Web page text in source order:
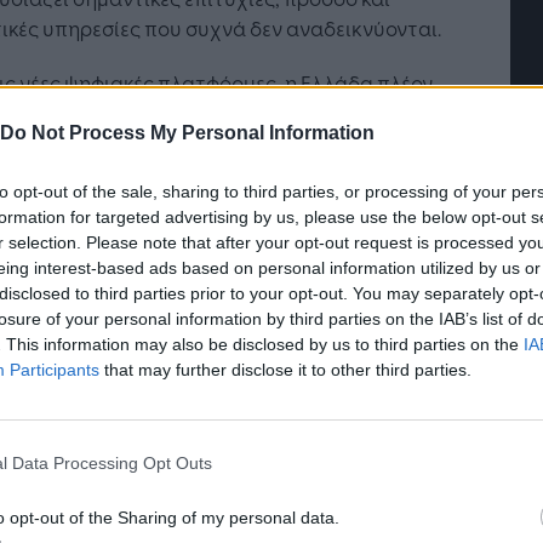
Do Not Process My Personal Information
opt-out of the sale, sharing to third parties, or processing of your
for targeted advertising by us, please use the below opt-out
selection. Please note that after your opt-out request is processed
interest-based ads based on personal information utilized by us
to third parties prior to your opt-out. You may separately
of your personal information by third parties on the IAB’s list of
This information may also be disclosed by us to third parties on the
Participants that may further disclose it to other third parties.
Data Processing Opt Outs
opt-out of the Sharing of my personal data.
υπηρεσίες που συχνά δεν αναδεικνύονται.
νέες ψηφιακές πλατφόρμες, η Ελλάδα πλέον
24 ωρών, δυνατότητα κλεισίματος ραντεβού
ο ίδιος για να συμπληρώσει στη συνέχεια ότι
υπηρεσίες δεν υπάρχουν στις υπόλοιπες
χώρες.
ο κ. Γεωργιάδης τόνισε πως η Ελλάδα
πρωτοπόρος στην ψηφιοποίηση της Υγείας. «Με
του Ταμείου Ανάκαμψης, η χώρα πέτυχε, 100%
ψηφιοποίηση εξετάσεων,
πρόγραμμα προληπτικού ελέγχου
Η Τεχνητή Νοημοσύνη: το νέο
λειτουργικό σύστημα της
επιχείρησης